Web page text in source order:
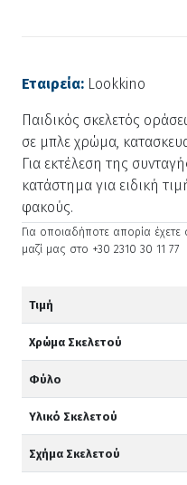
Εταιρεία: Lookkino
Παιδικός σκελετός
σε μπλε χρώμα,
Για εκτέλεση της
κατάστημα για ειδική
φακούς.
Για οποιαδήποτε απορία έχετε
μαζί μας στο +30 2310 30 11 77
Τιμή
Χρώμα Σκελετού
Φύλο
Υλικό Σκελετού
Σχήμα Σκελετού